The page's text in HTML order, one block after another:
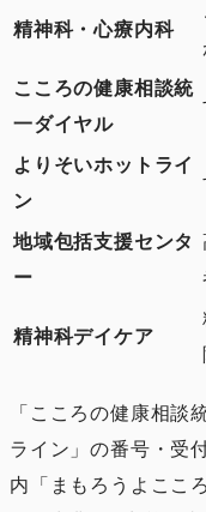
精神科・心療内科
こころの健康相談統
一ダイヤル
よりそいホットライ
ン
地域包括支援センタ
ー
精神科デイケア
「こころの健康相談
ライン」の番号・受
内「まもろうよここ